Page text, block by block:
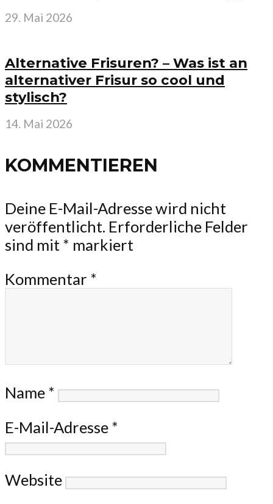
29. Mai 2026
Alternative Frisuren? – Was ist an
alternativer Frisur so cool und
stylisch?
14. Mai 2026
KOMMENTIEREN
Deine E-Mail-Adresse wird nicht
veröffentlicht. Erforderliche Felder
sind mit * markiert
Kommentar *
Name *
E-Mail-Adresse *
Website